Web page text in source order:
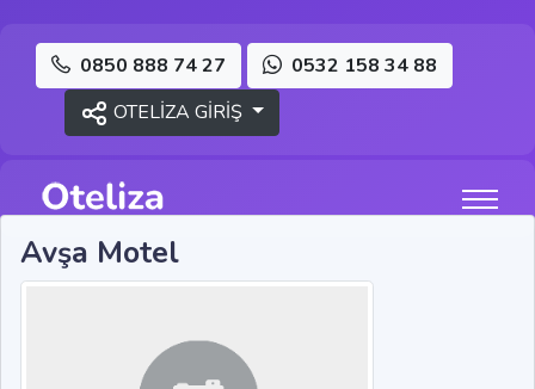
0850 888 74 27
0532 158 34 88
OTELİZA GİRİŞ
Avşa Motel